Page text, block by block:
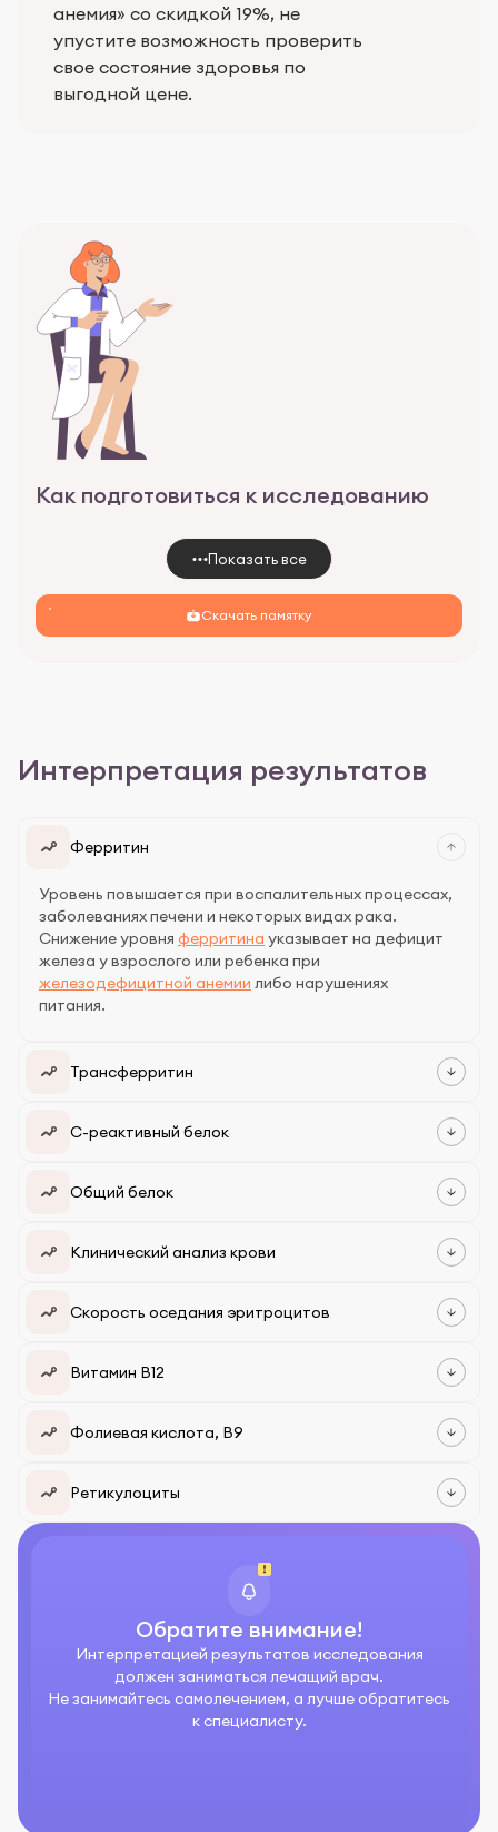
анемия» со скидкой 19%, не
упустите возможность проверить
свое состояние здоровья по
выгодной цене.
Как подготовиться к исследованию
Показать все
Скачать памятку
Интерпретация результатов
Ферритин
Уровень повышается при воспалительных процессах,
заболеваниях печени и некоторых видах рака.
Снижение уровня ферритина указывает на дефицит
железа у взрослого или ребенка при
железодефицитной анемии либо нарушениях
питания.
Трансферритин
С-реактивный белок
Общий белок
Клинический анализ крови
Скорость оседания эритроцитов
Витамин В12
Фолиевая кислота, В9
Ретикулоциты
Обратите внимание!
Интерпретацией результатов исследования
должен заниматься лечащий врач.
Не занимайтесь самолечением, а лучше обратитесь
к специалисту.